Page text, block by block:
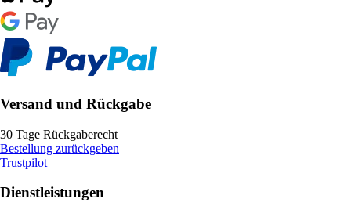
Versand und Rückgabe
30 Tage Rückgaberecht
Bestellung zurückgeben
Trustpilot
Dienstleistungen